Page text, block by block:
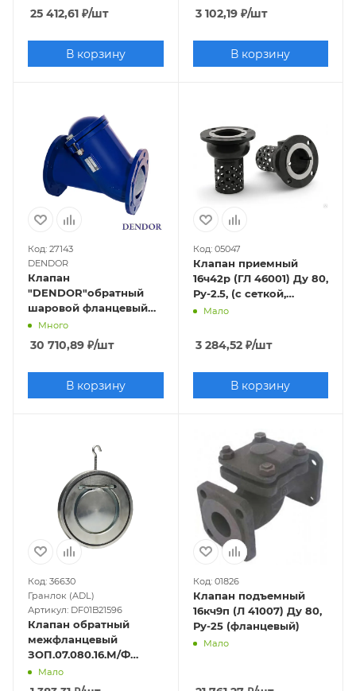
25 412,61 ₽/шт
В корзину
3 102,19₽/шт
В корзину
Код: 27143
DENDOR
Клапан
"DENDOR"обратный
шаровой фланцевый
Ду80 тип 012F
Много
30 710,89 ₽/шт
В корзину
Код: 05047
Клапан приемный
16ч42р (ГЛ 46001) Ду 80,
Ру-2.5, (с сеткой,
фланцевый)
Мало
3 284,52₽/шт
В корзину
Код: 36630
Гранлок (ADL)
Артикул: DF01B21596
Клапан обратный
межфланцевый
ЗОП.07.080.16.М/Ф
Мало
Код: 01826
Клапан подъемный
16кч9п (Л 41007) Ду 80,
Ру-25 (фланцевый)
Мало